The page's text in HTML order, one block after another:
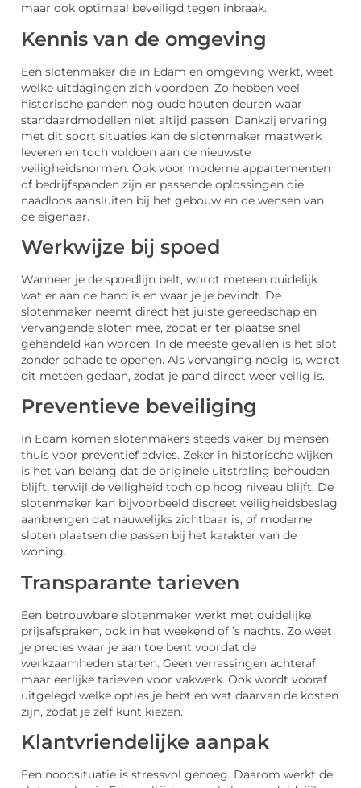
maar ook optimaal beveiligd tegen inbraak.
Kennis van de omgeving
Een slotenmaker die in Edam en omgeving werkt, weet
welke uitdagingen zich voordoen. Zo hebben veel
historische panden nog oude houten deuren waar
standaardmodellen niet altijd passen. Dankzij ervaring
met dit soort situaties kan de slotenmaker maatwerk
leveren en toch voldoen aan de nieuwste
veiligheidsnormen. Ook voor moderne appartementen
of bedrijfspanden zijn er passende oplossingen die
naadloos aansluiten bij het gebouw en de wensen van
de eigenaar.
Werkwijze bij spoed
Wanneer je de spoedlijn belt, wordt meteen duidelijk
wat er aan de hand is en waar je je bevindt. De
slotenmaker neemt direct het juiste gereedschap en
vervangende sloten mee, zodat er ter plaatse snel
gehandeld kan worden. In de meeste gevallen is het slot
zonder schade te openen. Als vervanging nodig is, wordt
dit meteen gedaan, zodat je pand direct weer veilig is.
Preventieve beveiliging
In Edam komen slotenmakers steeds vaker bij mensen
thuis voor preventief advies. Zeker in historische wijken
is het van belang dat de originele uitstraling behouden
blijft, terwijl de veiligheid toch op hoog niveau blijft. De
slotenmaker kan bijvoorbeeld discreet veiligheidsbeslag
aanbrengen dat nauwelijks zichtbaar is, of moderne
sloten plaatsen die passen bij het karakter van de
woning.
Transparante tarieven
Een betrouwbare slotenmaker werkt met duidelijke
prijsafspraken, ook in het weekend of ’s nachts. Zo weet
je precies waar je aan toe bent voordat de
werkzaamheden starten. Geen verrassingen achteraf,
maar eerlijke tarieven voor vakwerk. Ook wordt vooraf
uitgelegd welke opties je hebt en wat daarvan de kosten
zijn, zodat je zelf kunt kiezen.
Klantvriendelijke aanpak
Een noodsituatie is stressvol genoeg. Daarom werkt de